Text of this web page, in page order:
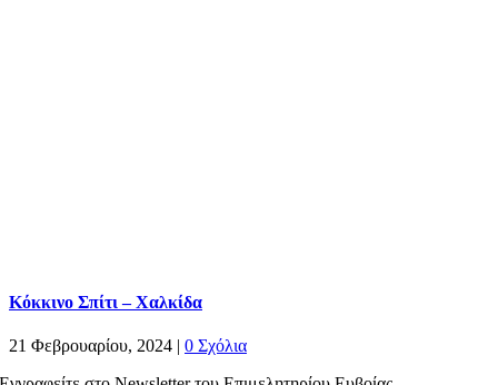
Κόκκινο Σπίτι – Χαλκίδα
21 Φεβρουαρίου, 2024 | 0 Σχόλια